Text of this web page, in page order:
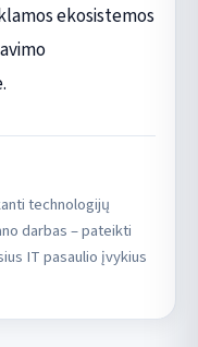
ekosistemos
technologijų
darbas – pateikti
IT pasaulio įvykius